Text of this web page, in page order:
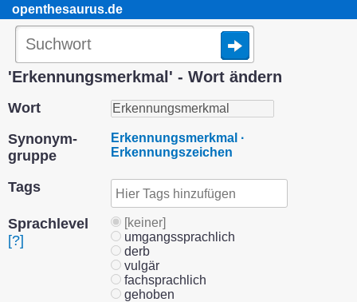
openthesaurus.de
'Erkennungsmerkmal' - Wort ändern
Wort
Synonym­
gruppe
Erkennungsmerkmal ·
Erkennungszeichen
Tags
Sprach­level
[?]
[keiner]
umgangssprachlich
derb
vulgär
fachsprachlich
gehoben